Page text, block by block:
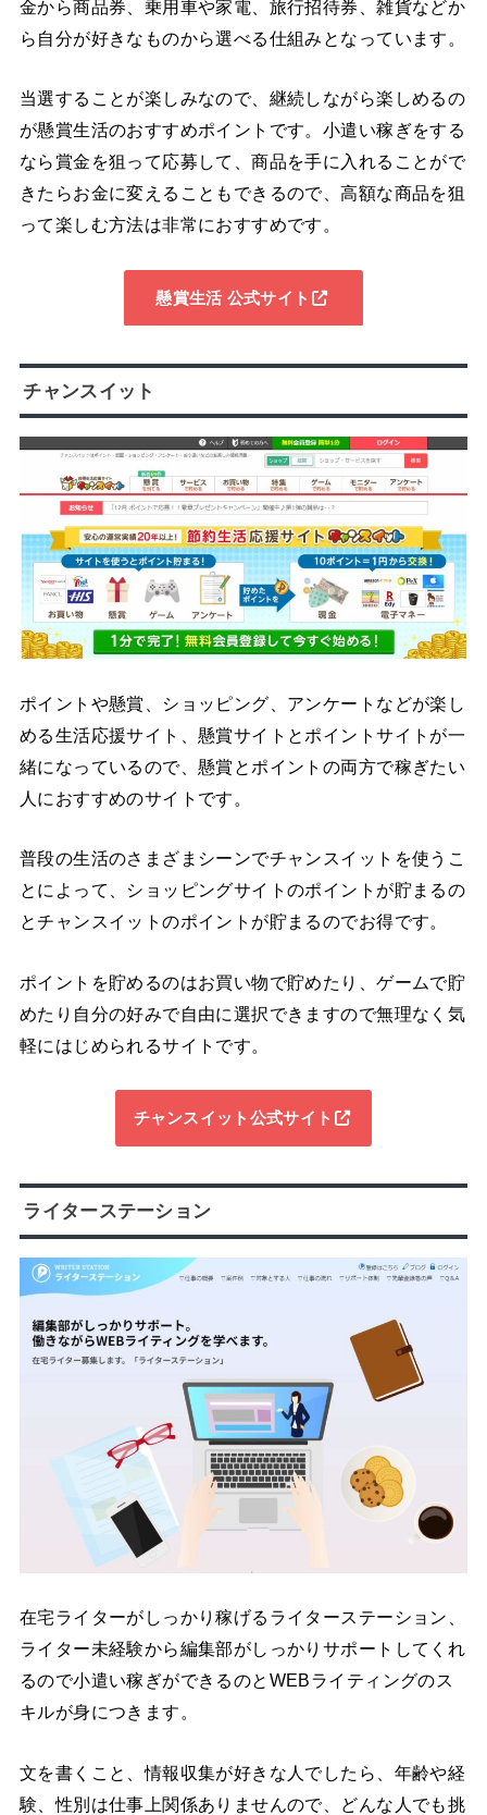
金から商品券、乗用車や家電、旅行招待券、雑貨などか
ら自分が好きなものから選べる仕組みとなっています。
当選することが楽しみなので、継続しながら楽しめるの
が懸賞生活のおすすめポイントです。小遣い稼ぎをする
なら賞金を狙って応募して、商品を手に入れることがで
きたらお金に変えることもできるので、高額な商品を狙
って楽しむ方法は非常におすすめです。
懸賞生活 公式サイト
チャンスイット
ポイントや懸賞、ショッピング、アンケートなどが楽し
める生活応援サイト、懸賞サイトとポイントサイトが一
緒になっているので、懸賞とポイントの両方で稼ぎたい
人におすすめのサイトです。
普段の生活のさまざまシーンでチャンスイットを使うこ
とによって、ショッピングサイトのポイントが貯まるの
とチャンスイットのポイントが貯まるのでお得です。
ポイントを貯めるのはお買い物で貯めたり、ゲームで貯
めたり自分の好みで自由に選択できますので無理なく気
軽にはじめられるサイトです。
チャンスイット公式サイト
ライターステーション
在宅ライターがしっかり稼げるライターステーション、
ライター未経験から編集部がしっかりサポートしてくれ
るので小遣い稼ぎができるのとWEBライティングのス
キルが身につきます。
文を書くこと、情報収集が好きな人でしたら、年齢や経
験、性別は仕事上関係ありませんので、どんな人でも挑